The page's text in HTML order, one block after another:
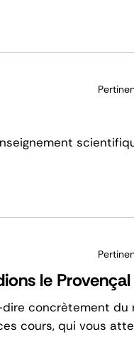
le
concrètement du
cours, qui vous